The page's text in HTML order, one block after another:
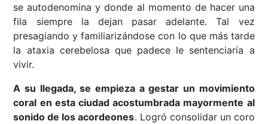
se autodenomina y donde al momento de hacer una
fila siempre la dejan pasar adelante. Tal vez
presagiando y familiarizándose con lo que más tarde
la ataxia cerebelosa que padece le sentenciaría a
vivir.
A su llegada, se empieza a gestar un movimiento
coral en esta ciudad acostumbrada mayormente al
sonido de los acordeones. Logró consolidar un coro